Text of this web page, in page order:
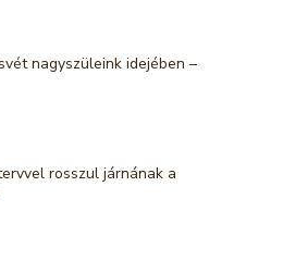
nagyszüleink idejében –
rosszul járnának a